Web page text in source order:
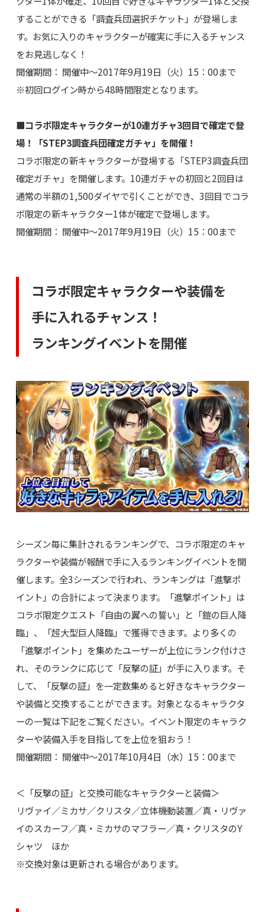
することができる「調査兵団選択チケット」が登場しま
す。お気に入りのキャラクターが確実に手に入るチャンス
をお見逃しなく！
開催期間： 開催中～2017年9月19日（火）15：00まで
※初回ログイン時から48時間限定となります。
■コラボ限定キャラクターが10連ガチャ3回目で確定で登
場！「STEP3調査兵団確定ガチャ」を開催！
コラボ限定の新キャラクターが登場する「STEP3調査兵団
確定ガチャ」を開催します。10連ガチャの初回と2回目は
通常の半額の1,500ダイヤで引くことができ、3回目でコラ
ボ限定の新キャラクター1体が確定で登場します。
開催期間： 開催中～2017年9月19日（火）15：00まで
コラボ限定キャラクターや装備を
手に入れるチャンス！
ランキングイベントを開催
シーズン毎に集計されるランキングで、コラボ限定のキャ
ラクターや装備が報酬で手に入るランキングイベントを開
催します。全3シーズンで行われ、ランキングは「進撃ポ
イント」の合計によって決まります。「進撃ポイント」は
コラボ限定クエスト「自由の翼への誓い」と「鎧の巨人降
臨」、「超大型巨人降臨」で獲得できます。より多くの
「進撃ポイント」を集めたユーザーが上位にランク付けさ
れ、そのランクに応じて「反撃の証」が手に入ります。そ
して、「反撃の証」を一定数集めると好きなキャラクター
や装備と交換することができます。対象となるキャラクタ
ーの一覧は下記をご覧ください。イベント限定のキャラク
ターや装備入手を目指してを上位を狙おう！
開催期間： 開催中～2017年10月4日（水）15：00まで
＜「反撃の証」と交換可能なキャラクターと装備＞
リヴァイ／ミカサ／クリスタ／立体機動装置／真・リヴァ
イのスカーフ／真・ミカサのマフラー／真・クリスタのY
シャツ ほか
※交換対象は更新される場合があります。